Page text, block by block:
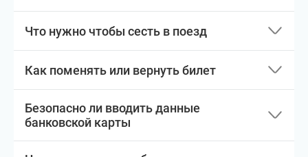
Что нужно чтобы сесть в поезд
Как поменять или вернуть билет
Безопасно ли вводить данные
банковской карты